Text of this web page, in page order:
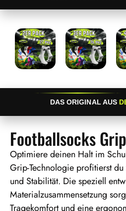
DAS ORIGINAL AUS
Footballsocks
Optimiere deinen Halt im
Grip-Technologie profitierst
und Stabilität. Die speziell
Materialzusammensetzung
Tragekomfort und eine